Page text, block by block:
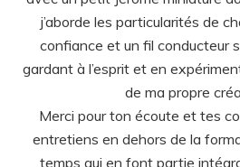
temps qui en font partie
temps de partages, d’écoute
apportent un nouvel élan
consolident une assise
Au plaisir de te revoir pour
Fabienne